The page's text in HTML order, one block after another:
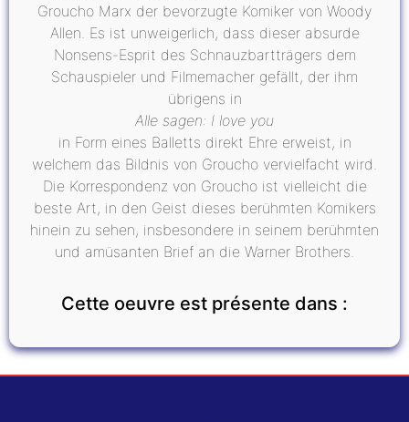
Groucho Marx der bevorzugte Komiker von Woody
Allen. Es ist unweigerlich, dass dieser absurde
Nonsens-Esprit des Schnauzbartträgers dem
Schauspieler und Filmemacher gefällt, der ihm
übrigens in
Alle sagen: I love you
in Form eines Balletts direkt Ehre erweist, in
welchem das Bildnis von Groucho vervielfacht wird.
Die Korrespondenz von Groucho ist vielleicht die
beste Art, in den Geist dieses berühmten Komikers
hinein zu sehen, insbesondere in seinem berühmten
und amüsanten Brief an die Warner Brothers.
Cette oeuvre est présente dans :